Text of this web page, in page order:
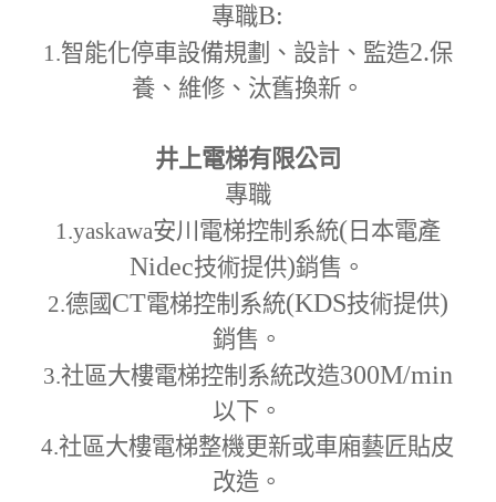
專職B:
1.智能化停車設備規劃、設計、監造2.保
養、維修、汰舊換新。
井上電梯有限公司
專職
1.yaskawa安川電梯控制系統( 日本電產
Nidec技術提供)銷售。
2.德國 CT電梯控制系統(KDS技術提供)
銷售。
3.社區大樓電梯控制系統改造300M/min
以下。
4.社區大樓電梯整機更新或車廂藝匠貼皮
改造。